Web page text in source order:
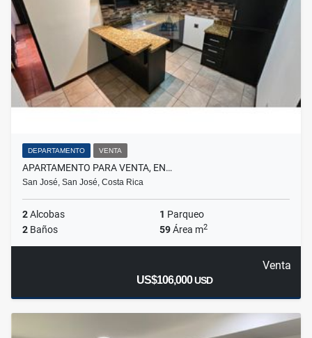
DEPARTAMENTO VENTA
APARTAMENTO PARA VENTA, EN…
San José, San José, Costa Rica
2Alcobas 1 Parqueo
2 Baños 59Área m2
Venta
US$106,000USD